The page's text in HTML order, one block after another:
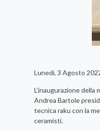
Lunedi, 3 Agosto
L’inaugurazione
Andrea Bartole
tecnica raku con la
ceramisti.